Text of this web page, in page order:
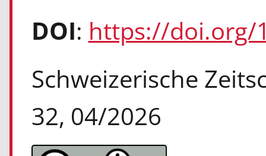
DOI: https://doi.org/
Schweizerische
32, 04/2026